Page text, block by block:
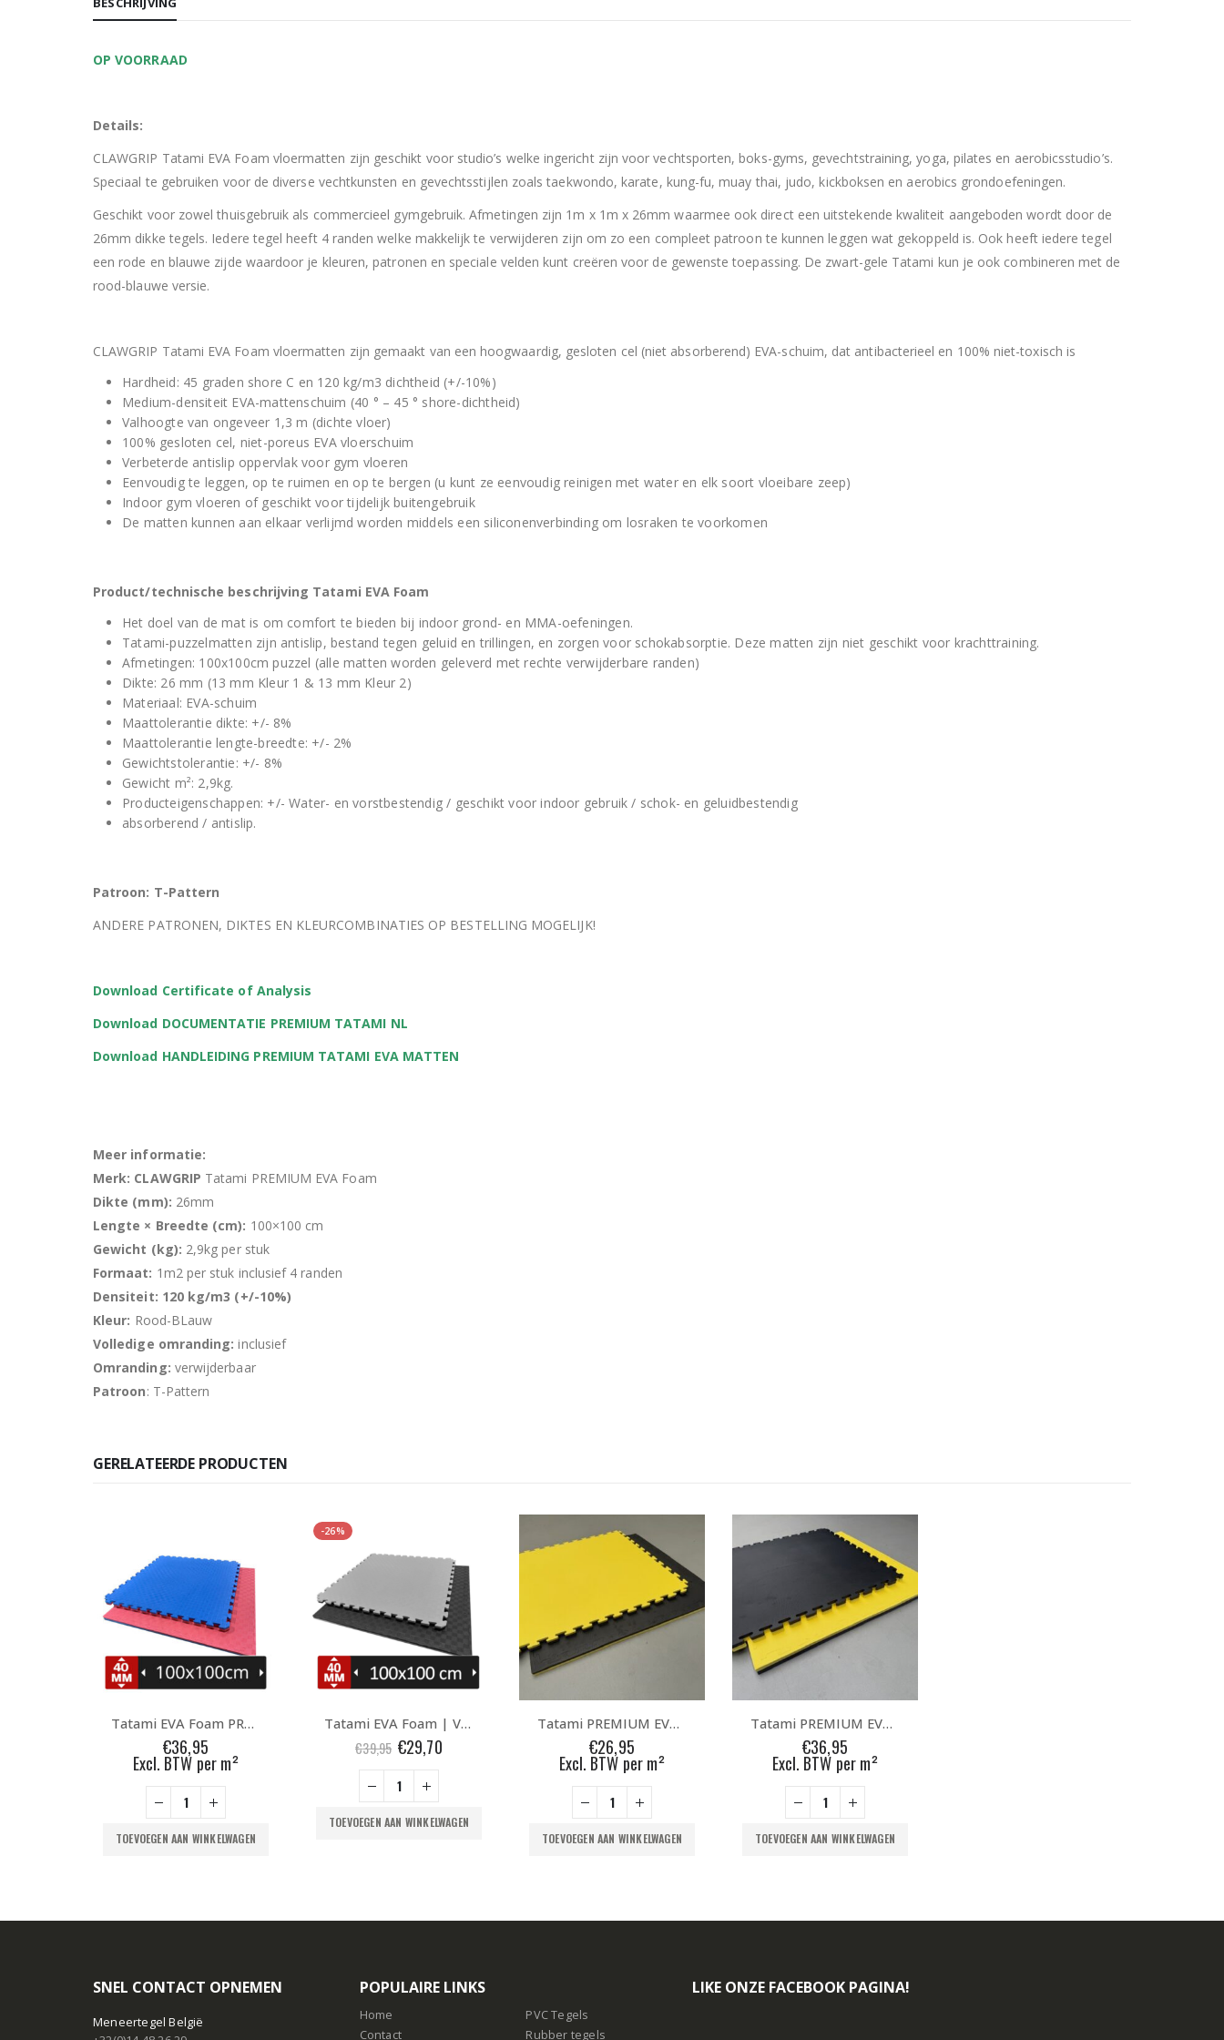
OP VOORRAAD
Details:
CLAWGRIP Tatami EVA Foam vloermatten zijn geschikt voor studio’s welke ingericht zijn voor vechtsporten, boks-gyms, gevechtstraining, yoga, pilates en aerobicsstudio’s.
Speciaal te gebruiken voor de diverse vechtkunsten en gevechtsstijlen zoals taekwondo, karate, kung-fu, muay thai, judo, kickboksen en aerobics grondoefeningen.
Geschikt voor zowel thuisgebruik als commercieel gymgebruik. Afmetingen zijn 1m x 1m x 26mm waarmee ook direct een uitstekende kwaliteit aangeboden wordt door de
26mm dikke tegels. Iedere tegel heeft 4 randen welke makkelijk te verwijderen zijn om zo een compleet patroon te kunnen leggen wat gekoppeld is. Ook heeft iedere tegel
een rode en blauwe zijde waardoor je kleuren, patronen en speciale velden kunt creëren voor de gewenste toepassing. De zwart-gele Tatami kun je ook combineren met de
rood-blauwe versie.
CLAWGRIP Tatami EVA Foam vloermatten zijn gemaakt van een hoogwaardig, gesloten cel (niet absorberend) EVA-schuim, dat antibacterieel en 100% niet-toxisch is
Hardheid: 45 graden shore C en 120 kg/m3 dichtheid (+/-10%)
Medium-densiteit EVA-mattenschuim (40 ° – 45 ° shore-dichtheid)
Valhoogte van ongeveer 1,3 m (dichte vloer)
100% gesloten cel, niet-poreus EVA vloerschuim
Verbeterde antislip oppervlak voor gym vloeren
Eenvoudig te leggen, op te ruimen en op te bergen (u kunt ze eenvoudig reinigen met water en elk soort vloeibare zeep)
Indoor gym vloeren of geschikt voor tijdelijk buitengebruik
De matten kunnen aan elkaar verlijmd worden middels een siliconenverbinding om losraken te voorkomen
Product/technische beschrijving Tatami EVA Foam
Het doel van de mat is om comfort te bieden bij indoor grond- en MMA-oefeningen.
Tatami-puzzelmatten zijn antislip, bestand tegen geluid en trillingen, en zorgen voor schokabsorptie. Deze matten zijn niet geschikt voor krachttraining.
Afmetingen: 100x100cm puzzel (alle matten worden geleverd met rechte verwijderbare randen)
Dikte: 26 mm (13 mm Kleur 1 & 13 mm Kleur 2)
Materiaal: EVA-schuim
Maattolerantie dikte: +/- 8%
Maattolerantie lengte-breedte: +/- 2%
Gewichtstolerantie: +/- 8%
Gewicht m²: 2,9kg.
Producteigenschappen: +/- Water- en vorstbestendig / geschikt voor indoor gebruik / schok- en geluidbestendig
absorberend / antislip.
Patroon: T-Pattern
ANDERE PATRONEN, DIKTES EN KLEURCOMBINATIES OP BESTELLING MOGELIJK!
Download Certificate of Analysis
Download DOCUMENTATIE PREMIUM TATAMI NL
Download HANDLEIDING PREMIUM TATAMI EVA MATTEN
Meer informatie:
Merk: CLAWGRIP Tatami PREMIUM EVA Foam
Dikte (mm): 26mm
Lengte × Breedte (cm): 100×100 cm
Gewicht (kg): 2,9kg per stuk
Formaat: 1m2 per stuk inclusief 4 randen
Densiteit: 120 kg/m3 (+/-10%)
Kleur: Rood-BLauw
Volledige omranding: inclusief
Omranding: verwijderbaar
Patroon: T-Pattern
GERELATEERDE PRODUCTEN
Tatami EVA Foam PREMIUM | Vechtsportmat 100x100x4cm | Rood-Blauw
€36,95
Excl. BTW per m²
TOEVOEGEN AAN WINKELWAGEN
-26%
Tatami EVA Foam | Vechtsportmat 100x100x4cm | Zwart-Grijs (2 dagen gebruikt)
€39,95 Oorspronkelijke
prijs
was:
€39,95.
€29,70Huidige
TOEVOEGEN AAN WINKELWAGEN
Tatami PREMIUM EVA Foam | Vechtsportmat 100x100x2,6cm | Zwart-Geel
€26,95
Excl. BTW per m²
TOEVOEGEN AAN WINKELWAGEN
Tatami PREMIUM EVA Foam | Vechtsportmat 100x100x4cm | Zwart – Geel
€36,95
Excl. BTW per m²
TOEVOEGEN AAN WINKELWAGEN
SNEL CONTACT OPNEMEN
Meneertegel België
POPULAIRE LINKS
Home
Contact
PVC Tegels
Rubber tegels
LIKE ONZE FACEBOOK PAGINA!